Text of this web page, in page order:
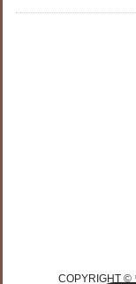
COPYRIGHT ©